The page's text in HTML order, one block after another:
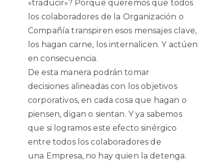
«traducir»? Porque queremos que todos
los colaboradores de la Organización o
Compañía transpiren esos mensajes clave,
los hagan carne, los internalicen. Y actúen
en consecuencia.
De esta manera podrán tomar
decisiones alineadas con los objetivos
corporativos, en cada cosa que hagan o
piensen, digan o sientan. Y ya sabemos
que si logramos este efecto sinérgico
entre todos los colaboradores de
una Empresa, no hay quien la detenga.